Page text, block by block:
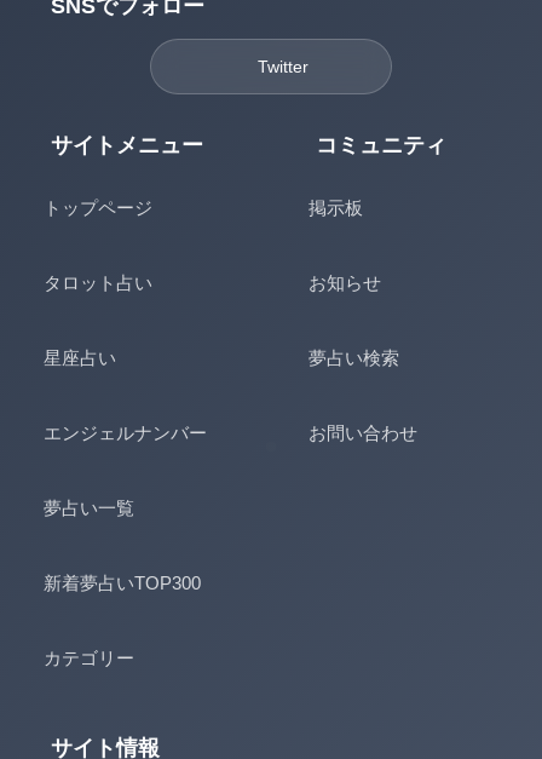
SNSでフォロー
Twitter
サイトメニュー
トップページ
タロット占い
星座占い
エンジェルナンバー
夢占い一覧
新着夢占いTOP300
カテゴリー
コミュニティ
掲示板
お知らせ
夢占い検索
お問い合わせ
サイト情報